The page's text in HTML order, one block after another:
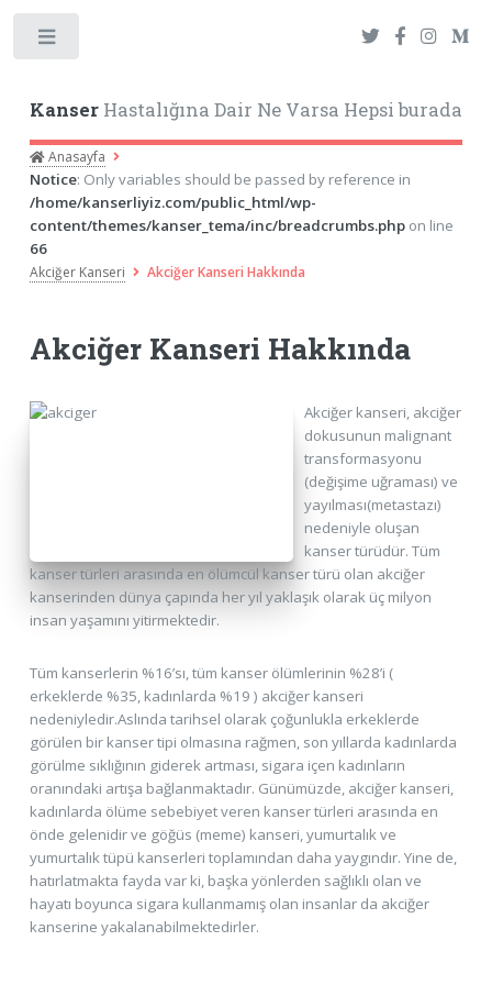
KanserHastalığına Dair Ne Varsa Hepsi burada
Anasayfa
Notice: Only variables should be passed by reference in
/home/kanserliyiz.com/public_html/wp-
content/themes/kanser_tema/inc/breadcrumbs.phpon line
66
Akciğer Kanseri Akciğer Kanseri Hakkında
Akciğer Kanseri Hakkında
Akciğer kanseri, akciğer
dokusunun malignant
transformasyonu
(değişime uğraması) ve
yayılması(metastazı)
nedeniyle oluşan
kanser türüdür. Tüm
kanser türleri arasında en ölümcül kanser türü olan akciğer
kanserinden dünya çapında her yıl yaklaşık olarak üç milyon
insan yaşamını yitirmektedir.
Tüm kanserlerin %16’sı, tüm kanser ölümlerinin %28’i (
erkeklerde %35, kadınlarda %19 ) akciğer kanseri
nedeniyledir.Aslında tarihsel olarak çoğunlukla erkeklerde
görülen bir kanser tipi olmasına rağmen, son yıllarda kadınlarda
görülme sıklığının giderek artması, sigara içen kadınların
oranındaki artışa bağlanmaktadır. Günümüzde, akciğer kanseri,
kadınlarda ölüme sebebiyet veren kanser türleri arasında en
önde gelenidir ve göğüs (meme) kanseri, yumurtalık ve
yumurtalık tüpü kanserleri toplamından daha yaygındır. Yine de,
hatırlatmakta fayda var ki, başka yönlerden sağlıklı olan ve
hayatı boyunca sigara kullanmamış olan insanlar da akciğer
kanserine yakalanabilmektedirler.